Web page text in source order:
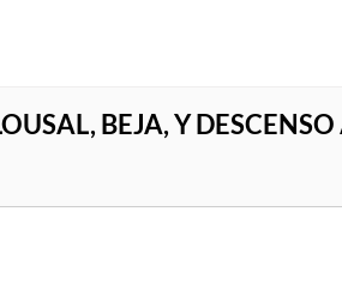
BEJA, Y